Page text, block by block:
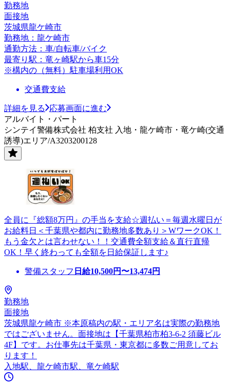
勤務地
面接地
茨城県龍ケ崎市
勤務地：龍ケ崎市
通勤方法：車/自転車/バイク
最寄り駅：竜ヶ崎駅から車15分
※構内の（無料）駐車場利用OK
交通費支給
詳細を見る
応募画面に進む
アルバイト・パート
シンテイ警備株式会社 柏支社 入地・龍ケ崎市・竜ケ崎(交通
誘導)エリア/A3203200128
全員に『総額8万円』の手当を支給☆週払い＝毎週水曜日が
お給料日＜千葉県や都内に勤務地多数あり＞WワークOK！
もう金欠とは言わせない！！交通費全額支給＆直行直帰
OK！早く終わっても全額を日給保証します♪
警備スタッフ 日給10,500円〜13,474円
勤務地
面接地
茨城県龍ケ崎市 ※本原稿内の駅・エリア名は実際の勤務地
ではございません。面接地は【千葉県柏市柏3-6-2 須藤ビル
4F】です。お仕事先は千葉県・東京都に多数ご用意してお
ります！
入地駅、龍ケ崎市駅、竜ケ崎駅